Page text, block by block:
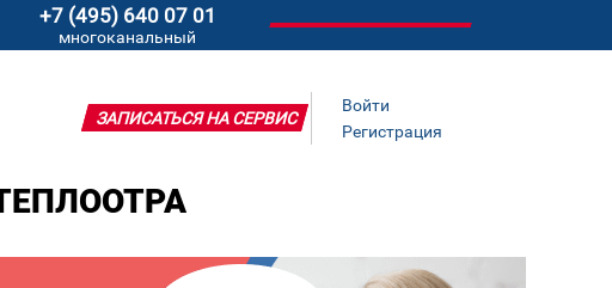
+7 (495) 640 07 01
многоканальный
Войти
Регистрация
ЗАПИСАТЬСЯ НА СЕРВИС